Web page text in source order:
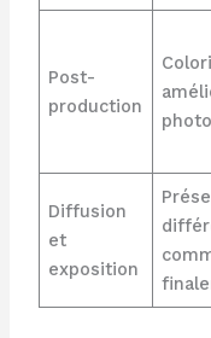
Post-
production
Diffusion
et
exposition